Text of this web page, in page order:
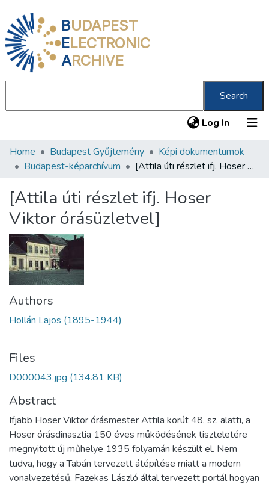
BUDAPEST
ELECTRONIC
ARCHIVE
Search
Log In (current)
Communities & Collections
Statistics
About us
Home Budapest Gyűjtemény
Képi dokumentumok
Budapest-képarchívum
[Attila úti részlet ifj. Hoser Viktor órásüzletvel]
[Attila úti részlet ifj. Hoser
Viktor órásüzletvel]
Authors
Hollán Lajos (1895-1944)
Files
D000043.jpg (134.81 KB)
Abstract
Ifjabb Hoser Viktor órásmester Attila körút 48. sz. alatti, a
Hoser órásdinasztia 150 éves működésének tiszteletére
megnyitott új műhelye 1935 folyamán készült el. Nem
tudva, hogy a Tabán tervezett átépítése miatt a modern
vonalvezetésű, Fazekas László által tervezett portál hogyan